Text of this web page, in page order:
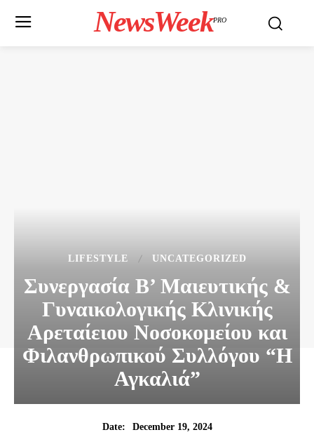
NewsWeekPRO
LIFESTYLE UNCATEGORIZED
Συνεργασία Β’ Μαιευτικής &
Γυναικολογικής Κλινικής
Αρεταίειου Νοσοκομείου και
Φιλανθρωπικού Συλλόγου “Η
Αγκαλιά”
Date: December 19, 2024